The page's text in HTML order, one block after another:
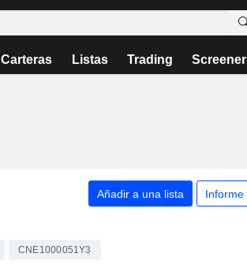
Carteras Listas Trading
Añadir a una lista Informe
CNE1000051Y3